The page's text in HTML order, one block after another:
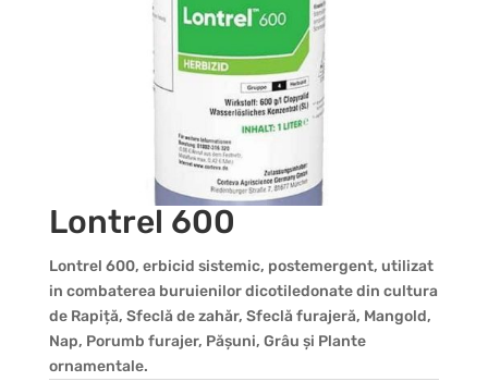
Lontrel 600
Lontrel 600, erbicid sistemic, postemergent, utilizat
in combaterea buruienilor dicotiledonate din cultura
de Rapiță, Sfeclă de zahăr, Sfeclă furajeră, Mangold,
Nap, Porumb furajer, Pășuni, Grâu și Plante
ornamentale.